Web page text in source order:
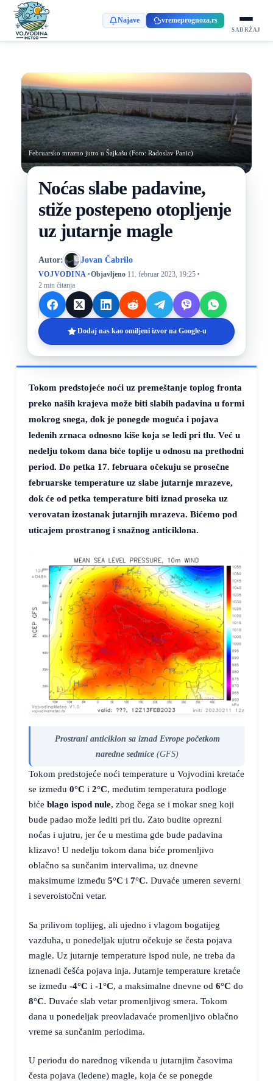
Najave vremeprognoza.rs
SADRŽAJ
Februarsko mrazno jutro u Šajkašu (Foto: Radoslav Panic)
Noćas slabe padavine,
stiže postepeno otopljenje
uz jutarnje magle
Autor: Jovan Čabrilo
VOJVODINA ·Objavljeno 11. februar 2023, 19:25 ·
2 min čitanja
Dodaj nas kao omiljeni izvor na Google-u
Tokom predstojeće noći uz premeštanje toplog fronta
preko naših krajeva može biti slabih padavina u formi
mokrog snega, dok je ponegde moguća i pojava
ledenih zrnaca odnosno kiše koja se ledi pri tlu. Već u
nedelju tokom dana biće toplije u odnosu na prethodni
period. Do petka 17. februara očekuju se prosečne
februarske temperature uz slabe jutarnje mrazeve,
dok će od petka temperature biti iznad proseka uz
verovatan izostanak jutarnjih mrazeva. Bićemo pod
uticajem prostranog i snažnog anticiklona.
Prostrani anticiklon sa iznad Evrope početkom
naredne sedmice (GFS)
Tokom predstojeće noći temperature u Vojvodini kretaće
se između 0°C i 2°C, međutim temperatura podloge
biće blago ispod nule, zbog čega se i mokar sneg koji
bude padao može lediti pri tlu. Zato budite oprezni
noćas i ujutru, jer će u mestima gde bude padavina
klizavo! U nedelju tokom dana biće promenljivo
oblačno sa sunčanim intervalima, uz dnevne
maksimume između 5°C i 7°C. Duvaće umeren severni
i severoistočni vetar.
Sa prilivom toplijeg, ali ujedno i vlagom bogatijeg
vazduha, u ponedeljak ujutru očekuje se česta pojava
magle. Uz jutarnje temperature ispod nule, ne treba da
iznenadi češća pojava inja. Jutarnje temperature kretaće
se između -4°C i -1°C, a maksimalne dnevne od 6°C do
8°C. Duvaće slab vetar promenljivog smera. Tokom
dana u ponedeljak preovladavaće promenljivo oblačno
vreme sa sunčanim periodima.
U periodu do narednog vikenda u jutarnjim časovima
česta pojava (ledene) magle, koja će se ponegde